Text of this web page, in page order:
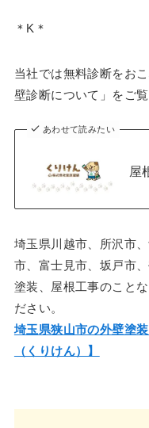
＊K＊
当社では無料診断をお
壁診断について」をご
あわせて読みたい
屋
埼玉県川越市、所沢市
市、富士見市、坂戸市
塗装、屋根工事のこと
ださい。
埼玉県狭山市の外壁塗
（くりけん）】